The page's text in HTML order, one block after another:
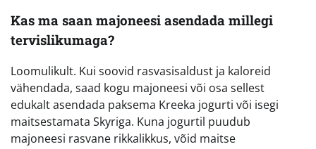
Kas ma saan majoneesi asendada millegi
tervislikumaga?
Loomulikult. Kui soovid rasvasisaldust ja kaloreid
vähendada, saad kogu majoneesi või osa sellest
edukalt asendada paksema Kreeka jogurti või isegi
maitsestamata Skyriga. Kuna jogurtil puudub
majoneesi rasvane rikkalikkus, võid maitse